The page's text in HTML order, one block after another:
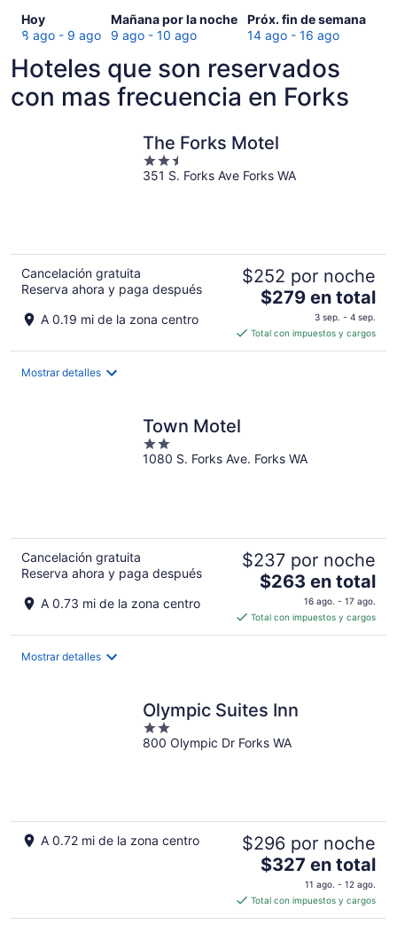
Hoy
Consultar
precios
Forks
para
hoy,
8 ago - 9 ago
Mañana por la noche
Consultar
precios
Forks
para
mañana
noche,
9 ago - 10 ago
Próx. fin de semana
Consultar
precios
Forks
para
el
fin
semana,
ago
14 ago - 16 ago
Hoteles que son reservados
con mas frecuencia en Forks
The Forks Motel
2.5
out
351 S. Forks Ave Forks WA
Cancelación gratuita
Reserva ahora y paga después
A 0.19 mi de la zona centro
$252 por noche
El
es
de
$279 en total
3 sep. - 4 sep.
Total con impuestos y cargos
Mostrar detalles
Town Motel
2
out
1080 S. Forks Ave. Forks WA
Cancelación gratuita
Reserva ahora y paga después
A 0.73 mi de la zona centro
$237 por noche
El
es
de
por
noche
$263 en total
16 ago. - 17 ago.
Total con impuestos y cargos
Mostrar detalles
Olympic Suites Inn
2
out
800 Olympic Dr Forks WA
A 0.72 mi de la zona centro $296 por noche
El
es
de
$327 en total
11 ago. - 12 ago.
Total con impuestos y cargos